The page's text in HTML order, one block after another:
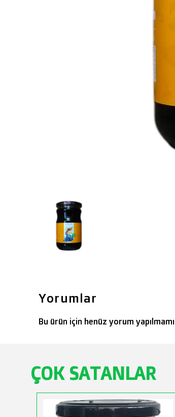
Yorumlar
Bu ürün için henüz yorum
ÇOK SATANLAR